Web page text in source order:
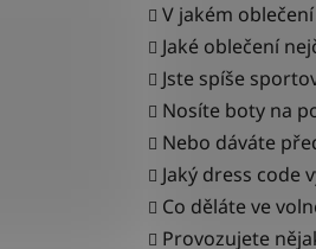
V jakém
Jaké oblečení
Jste spíše
Nosíte boty na
Nebo dáváte
Jaký dress code
Co děláte ve
Provozujete